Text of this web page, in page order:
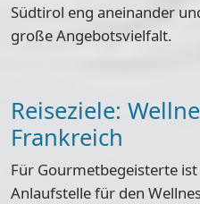
Südtirol eng aneinander
große Angebotsvielfalt.
Reiseziele:
Frankreich
Für Gourmetbegeisterte
Anlaufstelle für den